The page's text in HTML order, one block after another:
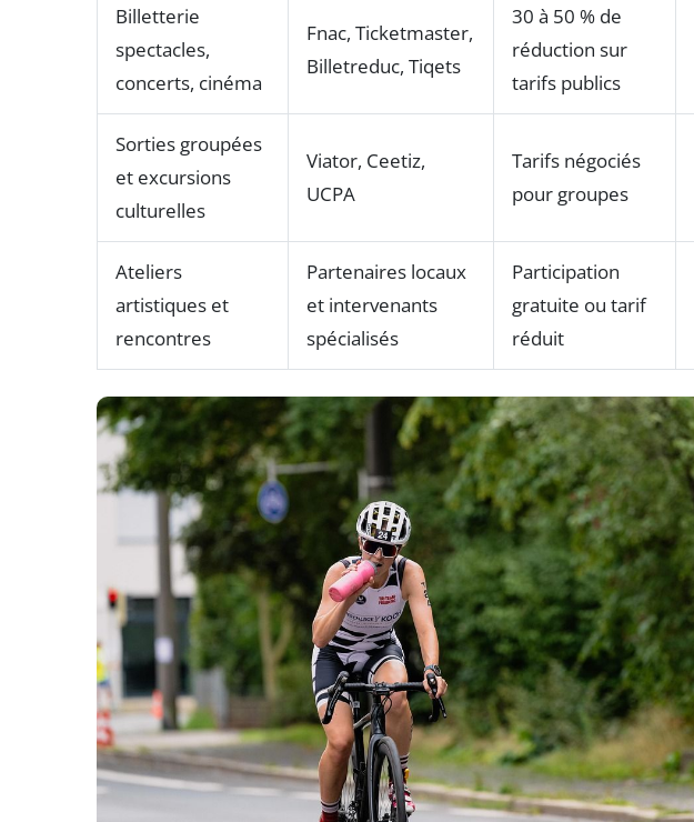
Billetterie
spectacles,
concerts, cinéma
Fnac, Ticketmaster,
Billetreduc, Tiqets
30 à 50 % de
réduction sur
tarifs publics
Sorties groupées
et excursions
culturelles
Viator, Ceetiz,
UCPA
Tarifs négociés
pour groupes
Ateliers
artistiques et
rencontres
Partenaires locaux
et intervenants
spécialisés
Participation
gratuite ou tarif
réduit